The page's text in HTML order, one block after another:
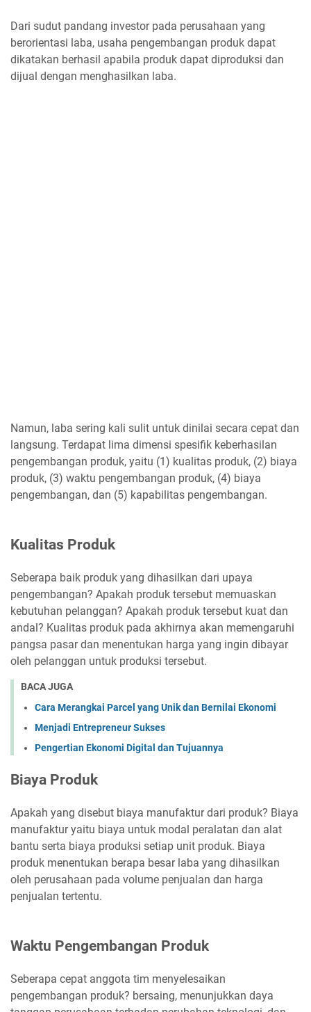
Dari sudut pandang investor pada perusahaan yang
berorientasi laba, usaha pengembangan produk dapat
dikatakan berhasil apabila produk dapat diproduksi dan
dijual dengan menghasilkan laba.
Namun, laba sering kali sulit untuk dinilai secara cepat dan
langsung. Terdapat lima dimensi spesifik keberhasilan
pengembangan produk, yaitu (1) kualitas produk, (2) biaya
produk, (3) waktu pengembangan produk, (4) biaya
pengembangan, dan (5) kapabilitas pengembangan.
Kualitas Produk
Seberapa baik produk yang dihasilkan dari upaya
pengembangan? Apakah produk tersebut memuaskan
kebutuhan pelanggan? Apakah produk tersebut kuat dan
andal? Kualitas produk pada akhirnya akan memengaruhi
pangsa pasar dan menentukan harga yang ingin dibayar
oleh pelanggan untuk produksi tersebut.
BACA JUGA
Cara Merangkai Parcel yang Unik dan Bernilai Ekonomi
Menjadi Entrepreneur Sukses
Pengertian Ekonomi Digital dan Tujuannya
Biaya Produk
Apakah yang disebut biaya manufaktur dari produk? Biaya
manufaktur yaitu biaya untuk modal peralatan dan alat
bantu serta biaya produksi setiap unit produk. Biaya
produk menentukan berapa besar laba yang dihasilkan
oleh perusahaan pada volume penjualan dan harga
penjualan tertentu.
Waktu Pengembangan Produk
Seberapa cepat anggota tim menyelesaikan
pengembangan produk? bersaing, menunjukkan daya